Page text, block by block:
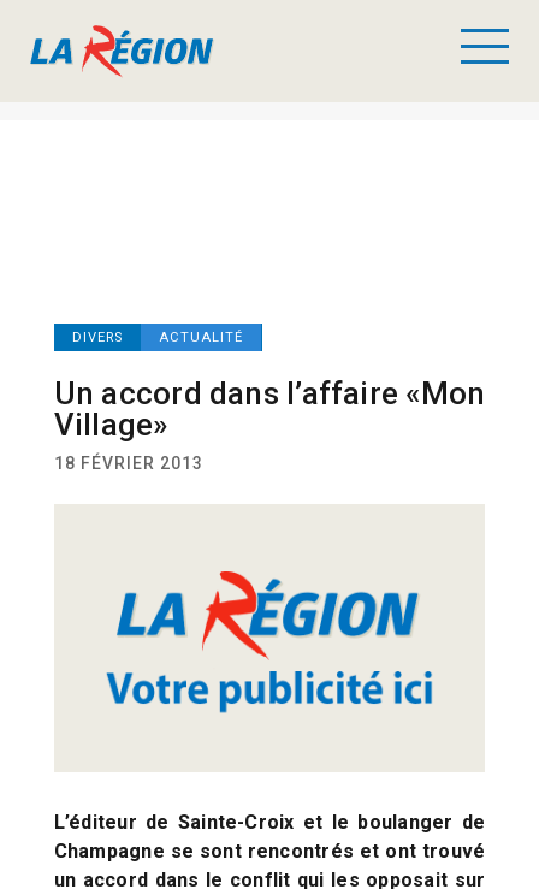
DIVERS ACTUALITÉ
Un accord dans l’affaire «Mon
Village»
18 FÉVRIER 2013
L’éditeur de Sainte-Croix et le boulanger de
Champagne se sont rencontrés et ont trouvé
un accord dans le conflit qui les opposait sur